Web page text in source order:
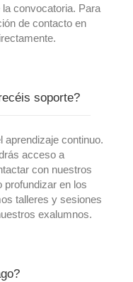
convocatoria. Para
de contacto en
soporte?
aprendizaje continuo.
acceso a
con nuestros
profundizar en los
talleres y sesiones
exalumnos.